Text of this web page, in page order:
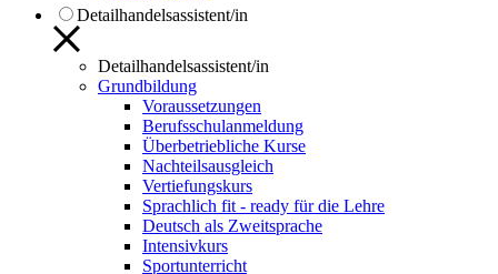
Detailhandelsassistent/in
Detailhandelsassistent/in
Grundbildung
Voraussetzungen
Berufsschulanmeldung
Überbetriebliche Kurse
Nachteilsausgleich
Vertiefungskurs
Sprachlich fit - ready für die Lehre
Deutsch als Zweitsprache
Intensivkurs
Sportunterricht